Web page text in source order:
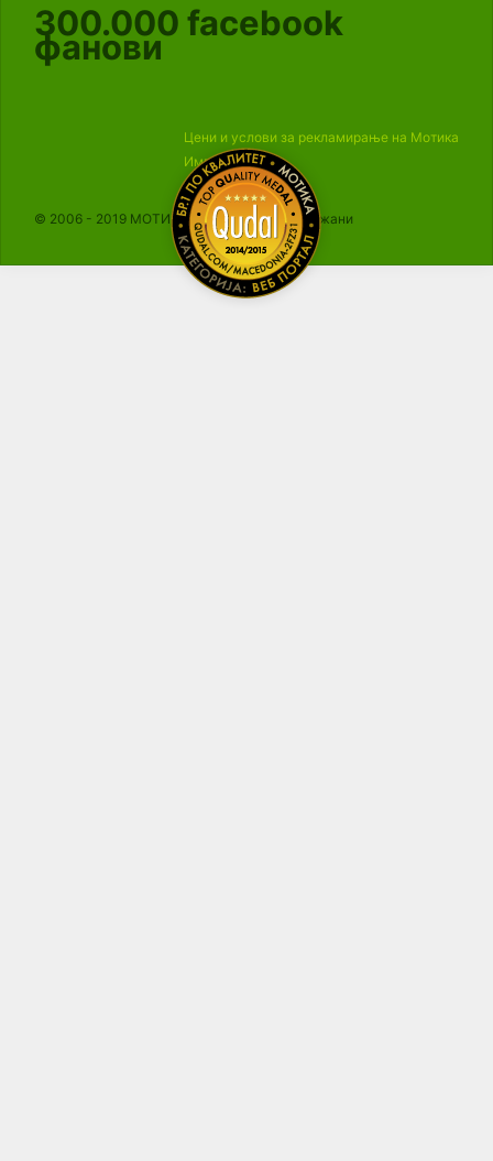
300.000 facebook
фанови
Цени и услови за рекламирање на Мотика
Импресум
© 2006 - 2019 МОТИКА, Сите права се задржани